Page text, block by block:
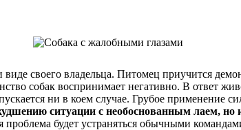
своего владельца. Питомец приучится
собак воспринимает негативно. В ответ
ни в коем случае. Грубое применение
ситуации с необоснованным лаем,
проблема будет устраняться обычными